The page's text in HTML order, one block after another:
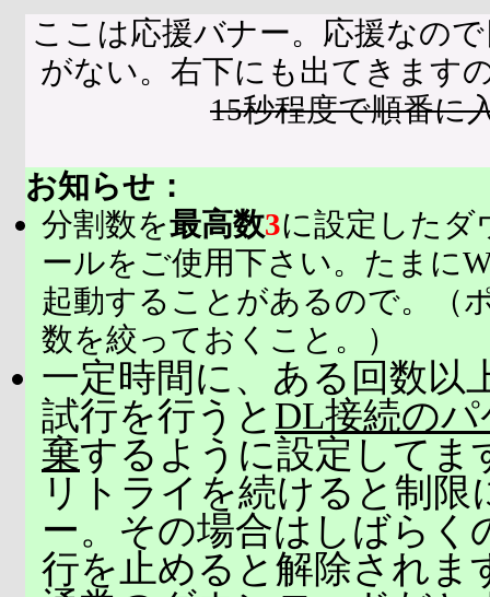
ここは応援バナー。応援なの
がない。右下にも出てきます
15秒程度で順番に
お知らせ：
分割数を最高数3に設定したダ
ールをご使用下さい。たまに
起動することがあるので。（
数を絞っておくこと。）
一定時間に、ある回数以
試行を行うと DL接続の
棄するように設定してま
リトライを続けると制限
ー。その場合はしばらく
行を止めると解除されま